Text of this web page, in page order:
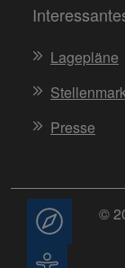
Lagepläne
Presse
©